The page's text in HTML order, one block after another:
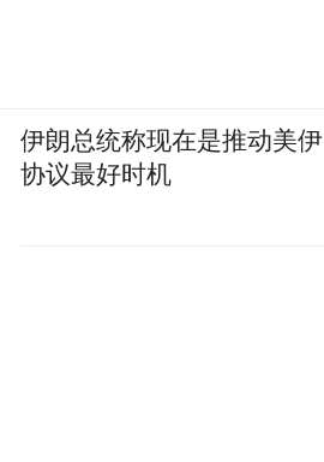
伊朗总统称现在是推动美伊
协议最好时机